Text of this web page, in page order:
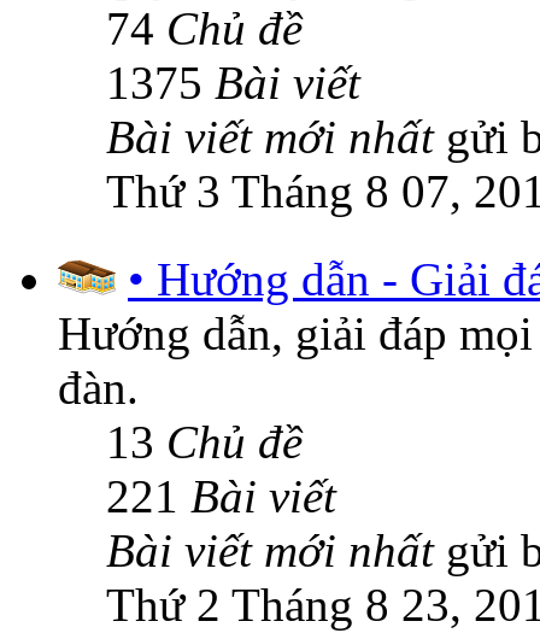
74 Chủ đề
1375 Bài viết
Bài viết mới nhấtgửi
Thứ 3 Tháng 8 07,
• Hướng dẫn - Giải
Hướng dẫn, giải đáp
đàn.
13 Chủ đề
221 Bài viết
Bài viết mới nhấtgửi
Thứ 2 Tháng 8 23,